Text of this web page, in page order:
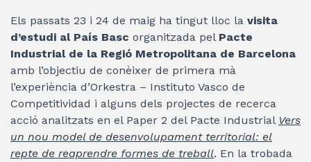
Els passats 23 i 24 de maig ha tingut lloc la visita
d’estudi al País Basc organitzada pel Pacte
Industrial de la Regió Metropolitana de Barcelona
amb l’objectiu de conèixer de primera mà
l’experiència d’Orkestra – Instituto Vasco de
Competitividad i alguns dels projectes de recerca
acció analitzats en el Paper 2 del Pacte Industrial Vers
un nou model de desenvolupament territorial: el
repte de reaprendre formes de treball. En la trobada